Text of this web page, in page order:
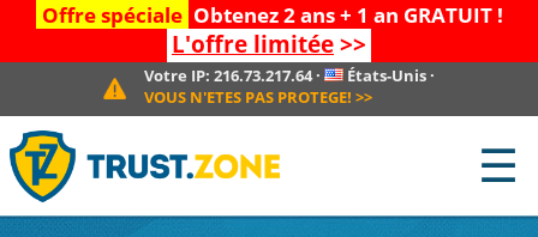
Offre spéciale Obtenez 2 ans + 1 an GRATUIT !
L'offre limitée>>
Votre IP:216.73.217.64· États-Unis·
VOUS N'ETES PAS PROTEGE! >>
☰